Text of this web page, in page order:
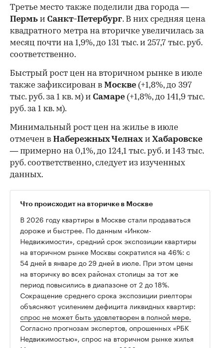
Третье место также поделили два города —
Пермь и Санкт-Петербург. В них средняя цена
квадратного метра на вторичке увеличилась за
месяц почти на 1,9%, до 131 тыс. и 257,7 тыс. руб.
соответственно.
Быстрый рост цен на вторичном рынке в июле
также зафиксирован в Москве (+1,8%, до 397
тыс. руб. за 1 кв. м) и Самаре (+1,8%, до 141,9 тыс.
руб. за 1 кв. м).
Минимальный рост цен на жилье в июле
отмечен в Набережных Челнах и Хабаровске
— примерно на 0,1%, до 124,1 тыс. руб. и 143 тыс.
руб. соответственно, следует из изученных
данных.
Что происходит на вторичке в Москве
В 2026 году квартиры в Москве стали продаваться
дороже и быстрее. По данным «Инком-
Недвижимости», средний срок экспозиции квартиры
на вторичном рынке Москвы сократился на 46%: с
54 дней в январе до 29 дней в июле. При этом цены
на вторичку во всех районах столицы за тот же
период повысились в диапазоне от 2 до 18%.
Сокращение среднего срока экспозиции риелторы
объясняют усилением дефицита ликвидных квартир:
спрос не может быть удовлетворен в полной мере.
Согласно прогнозам экспертов, опрошенных «РБК
Недвижимостью», спрос на вторичном рынке жилья